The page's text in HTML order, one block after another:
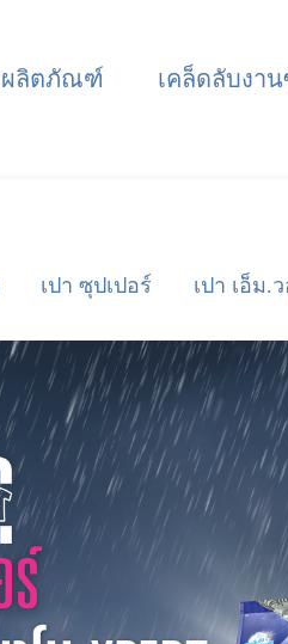
ผลิตภัณฑ์ เคล็ดลับงา
เปา ซุปเปอร์ เปา เอ็ม.